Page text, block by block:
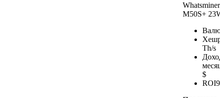
Whatsminer
M50S+
Th/s
$
ROI